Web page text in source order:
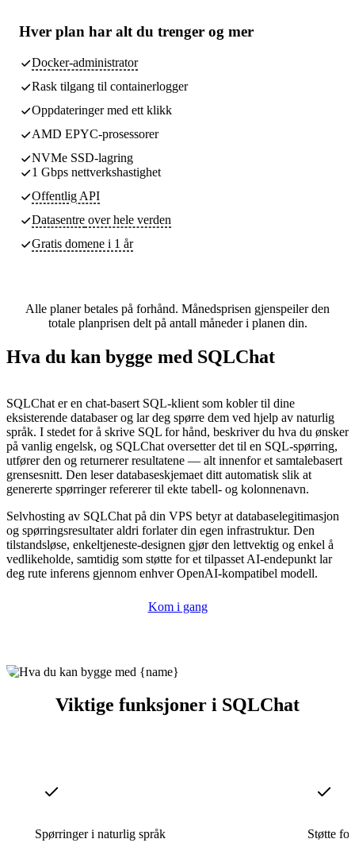
Hver plan har alt du trenger og mer
Docker-administrator
Rask tilgang til containerlogger
Oppdateringer med ett klikk
AMD EPYC-prosessorer
NVMe SSD-lagring
1 Gbps nettverkshastighet
Offentlig API
Datasentre over hele verden
Gratis domene i 1 år
Alle planer betales på forhånd. Månedsprisen gjenspeiler den
totale planprisen delt på antall måneder i planen din.
Hva du kan bygge med SQLChat
SQLChat er en chat-basert SQL-klient som kobler til dine
eksisterende databaser og lar deg spørre dem ved hjelp av naturlig
språk. I stedet for å skrive SQL for hånd, beskriver du hva du ønsker
på vanlig engelsk, og SQLChat oversetter det til en SQL-spørring,
utfører den og returnerer resultatene — alt innenfor et samtalebasert
grensesnitt. Den leser databaseskjemaet ditt automatisk slik at
genererte spørringer refererer til ekte tabell- og kolonnenavn.
Selvhosting av SQLChat på din VPS betyr at databaselegitimasjon
og spørringsresultater aldri forlater din egen infrastruktur. Den
tilstandsløse, enkeltjeneste-designen gjør den lettvektig og enkel å
vedlikeholde, samtidig som støtte for et tilpasset AI-endepunkt lar
deg rute inferens gjennom enhver OpenAI-kompatibel modell.
Kom i gang
Viktige funksjoner i SQLChat
Spørringer i naturlig språk Støtte